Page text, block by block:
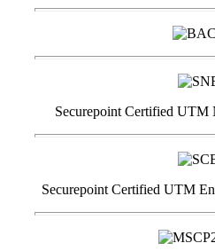
Securepoint Certified
Securepoint Certified UTM